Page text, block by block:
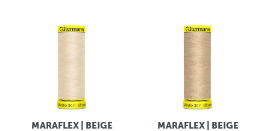
MARAFLEX | BEIGE MARAFLEX | BEIGE